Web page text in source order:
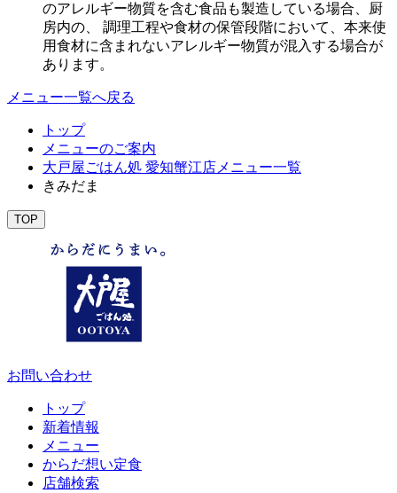
のアレルギー物質を含む食品も製造している場合、厨
房内の、 調理工程や食材の保管段階において、本来使
用食材に含まれないアレルギー物質が混入する場合が
あります。
メニュー一覧へ戻る
トップ
メニューのご案内
大戸屋ごはん処 愛知蟹江店メニュー一覧
きみだま
TOP
お問い合わせ
トップ
新着情報
メニュー
からだ想い定食
店舗検索